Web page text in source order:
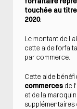
touchée au
2020.
Le montant de
cette aide
par commerce.
Cette aide
commerces de
et de la
supplémentaires